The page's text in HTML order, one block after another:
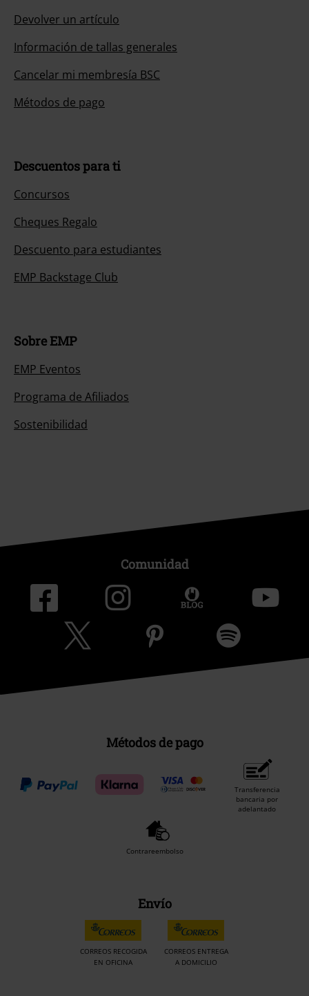
Devolver un artículo
Información de tallas generales
Cancelar mi membresía BSC
Métodos de pago
Descuentos para ti
Concursos
Cheques Regalo
Descuento para estudiantes
EMP Backstage Club
Sobre EMP
EMP Eventos
Programa de Afiliados
Sostenibilidad
Comunidad
Métodos de pago
Transferencia
bancaria por
adelantado
Contrareembolso
Envío
CORREOS RECOGIDA
EN OFICINA
CORREOS ENTREGA
A DOMICILIO